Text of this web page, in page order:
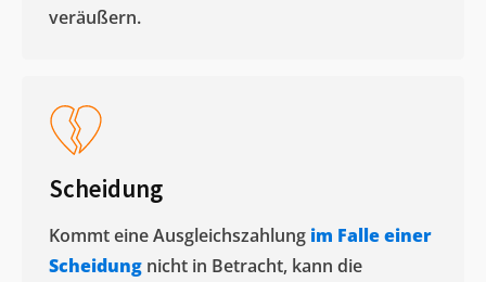
veräußern. ​
Scheidung
Kommt eine Ausgleichszahlung im Falle einer
Scheidung nicht in Betracht, kann die